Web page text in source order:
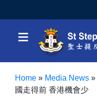
≡
Home » Media News »
國走得前 香港機會少